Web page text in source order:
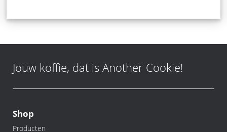
Jouw koffie, dat is Another Cookie!
Shop
Producten